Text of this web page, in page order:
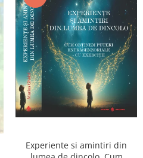
Experiente si amintiri din